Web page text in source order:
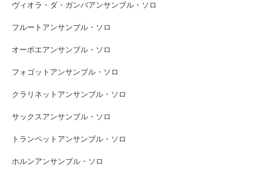
ヴィオラ・ダ・ガンバアンサンブル・ソロ
フルートアンサンブル・ソロ
オーボエアンサンブル・ソロ
フォゴットアンサンブル・ソロ
クラリネットアンサンブル・ソロ
サックスアンサンブル・ソロ
トランペットアンサンブル・ソロ
ホルンアンサンブル・ソロ